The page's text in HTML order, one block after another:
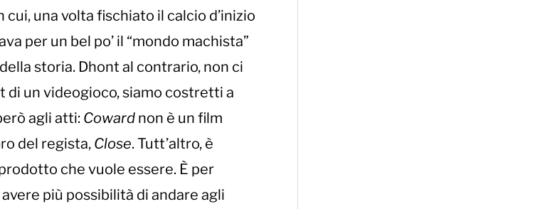
cui, una volta fischiato il calcio d’inizio
per un bel po’ il “mondo machista”
storia. Dhont al contrario, non ci
di un videogioco, siamo costretti a
agli atti: Coward non è un film
del regista, Close. Tutt’altro, è
che vuole essere. È per
più possibilità di andare agli